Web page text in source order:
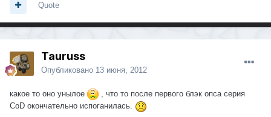
Quote
Tauruss
Опубликовано 13 июня, 2012
какое то оно унылое
, что то после первого блэк опса серия
CoD окончательно испоганилась.